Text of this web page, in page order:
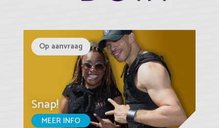
Op aanvraag
Snap!
MEER INFO